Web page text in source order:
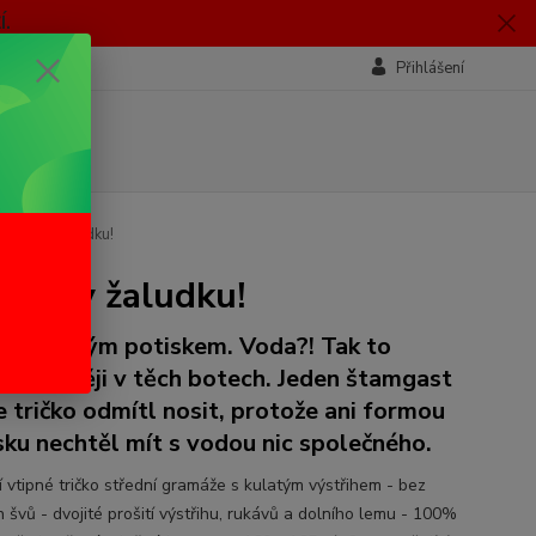
Přihlášení
v žaludku!
v žaludku!
s vtipným potiskem. Voda?! Tak to
raději v těch botech. Jeden štamgast
tričko odmítl nosit, protože ani formou
nechtěl mít s vodou nic společného.
vtipné tričko střední gramáže s kulatým výstřihem - bez
švů - dvojité prošití výstřihu, rukávů a dolního lemu - 100%